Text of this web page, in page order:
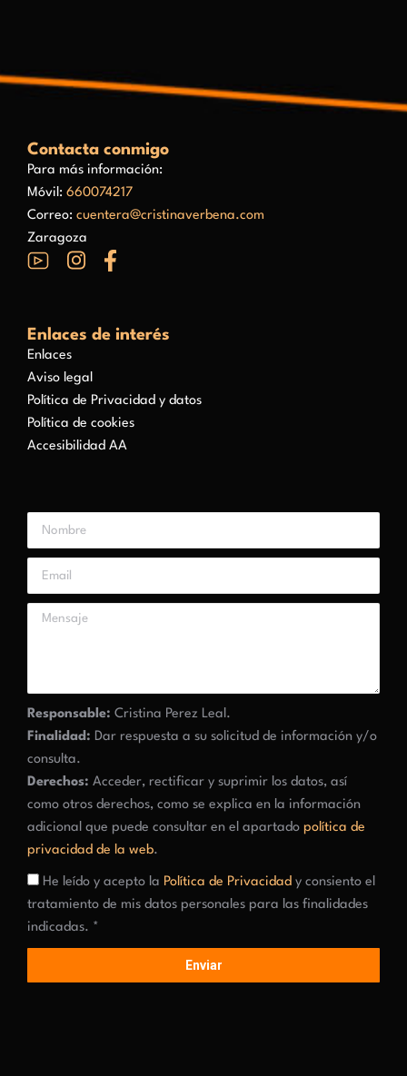
Contacta conmigo
Para más información:
Móvil: 660074217
Correo: cuentera@cristinaverbena.com
Zaragoza
Enlaces de interés
Enlaces
Aviso legal
Política de Privacidad y datos
Política de cookies
Accesibilidad AA
Responsable: Cristina Perez Leal.
Finalidad: Dar respuesta a su solicitud de información y/o
consulta.
Derechos: Acceder, rectificar y suprimir los datos, así
como otros derechos, como se explica en la información
adicional que puede consultar en el apartado política de
privacidad de la web.
He leído y acepto la Política de Privacidad y consiento el
tratamiento de mis datos personales para las finalidades
indicadas. *
Enviar